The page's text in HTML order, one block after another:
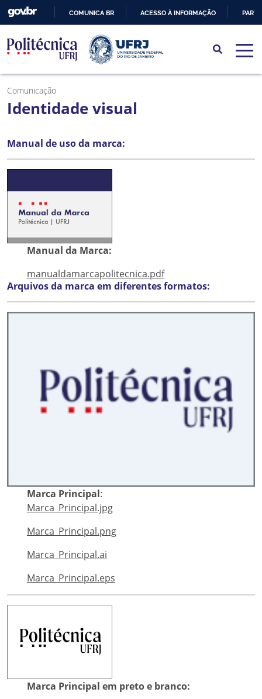
PARA
O
CONTEÚDO
COMUNICA BR ACESSO À INFORMAÇÃO
Comunicação
Identidade visual
Manual de uso da marca:
Manual da Marca:
manualdamarcapolitecnica.pdf
Arquivos da marca em diferentes formatos:
Marca Principal:
Marca_Principal.jpg
Marca_Principal.png
Marca_Principal.ai
Marca_Principal.eps
Marca Principal em preto e branco: